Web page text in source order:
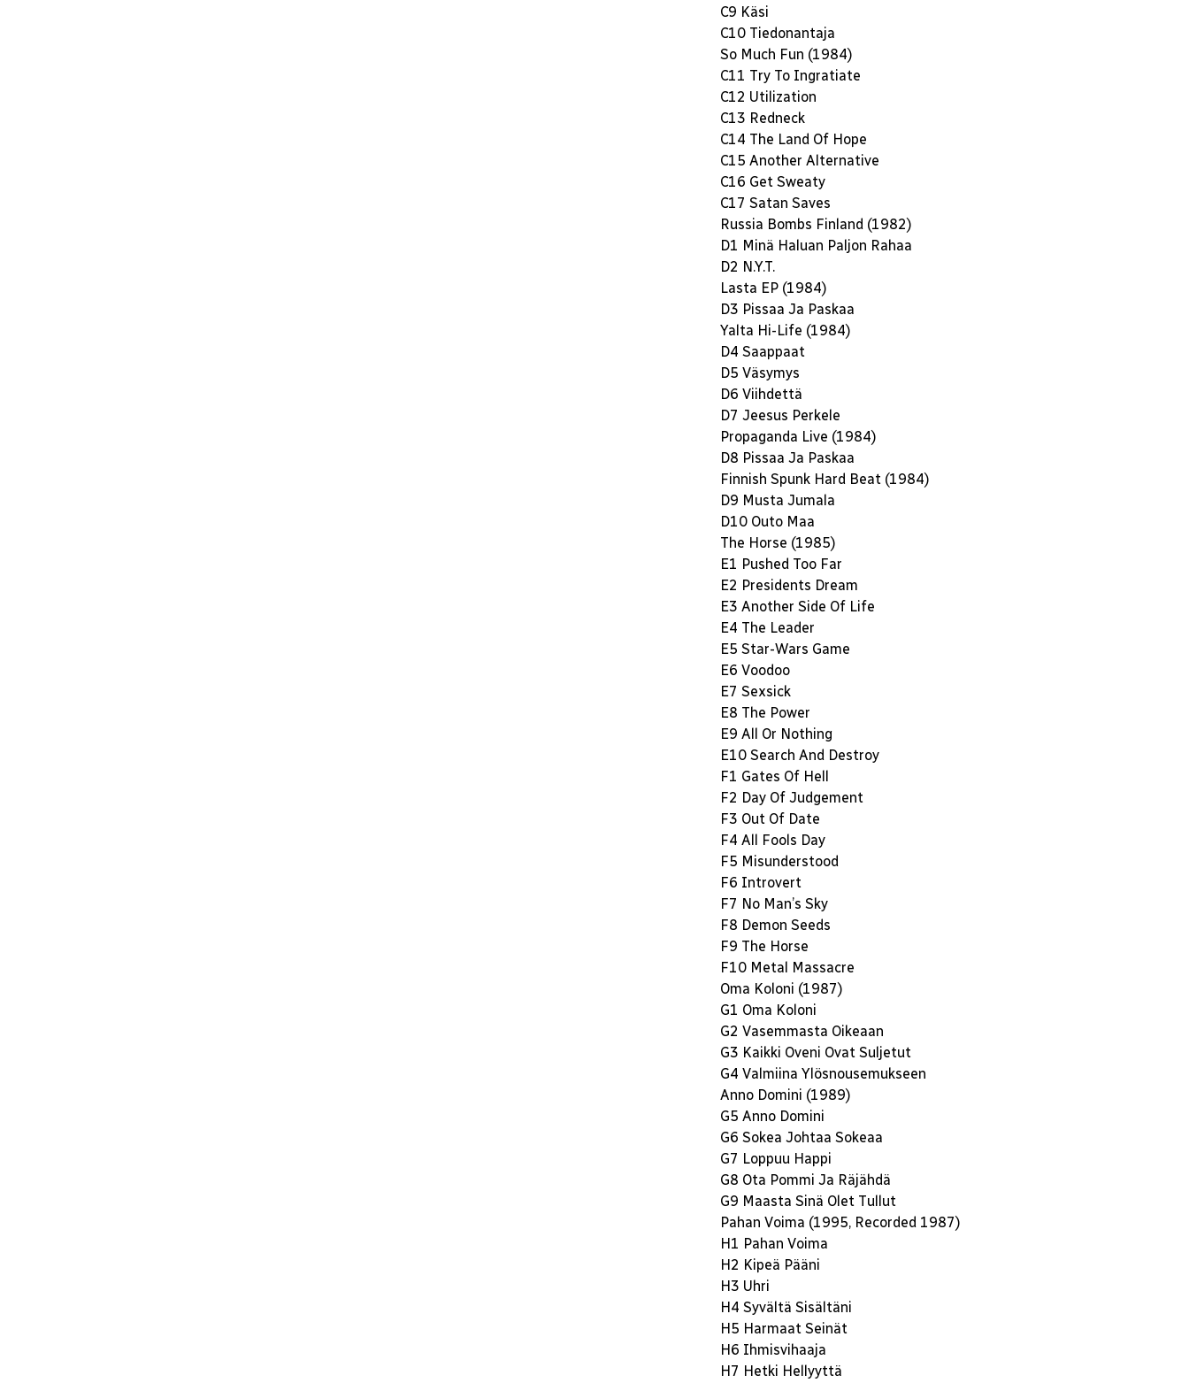
C9 Käsi
C10 Tiedonantaja
So Much Fun (1984)
C11 Try To Ingratiate
C12 Utilization
C13 Redneck
C14 The Land Of Hope
C15 Another Alternative
C16 Get Sweaty
C17 Satan Saves
Russia Bombs Finland (1982)
D1 Minä Haluan Paljon Rahaa
D2 N.Y.T.
Lasta EP (1984)
D3 Pissaa Ja Paskaa
Yalta Hi-Life (1984)
D4 Saappaat
D5 Väsymys
D6 Viihdettä
D7 Jeesus Perkele
Propaganda Live (1984)
D8 Pissaa Ja Paskaa
Finnish Spunk Hard Beat (1984)
D9 Musta Jumala
D10 Outo Maa
The Horse (1985)
E1 Pushed Too Far
E2 Presidents Dream
E3 Another Side Of Life
E4 The Leader
E5 Star-Wars Game
E6 Voodoo
E7 Sexsick
E8 The Power
E9 All Or Nothing
E10 Search And Destroy
F1 Gates Of Hell
F2 Day Of Judgement
F3 Out Of Date
F4 All Fools Day
F5 Misunderstood
F6 Introvert
F7 No Man’s Sky
F8 Demon Seeds
F9 The Horse
F10 Metal Massacre
Oma Koloni (1987)
G1 Oma Koloni
G2 Vasemmasta Oikeaan
G3 Kaikki Oveni Ovat Suljetut
G4 Valmiina Ylösnousemukseen
Anno Domini (1989)
G5 Anno Domini
G6 Sokea Johtaa Sokeaa
G7 Loppuu Happi
G8 Ota Pommi Ja Räjähdä
G9 Maasta Sinä Olet Tullut
Pahan Voima (1995, Recorded 1987)
H1 Pahan Voima
H2 Kipeä Pääni
H3 Uhri
H4 Syvältä Sisältäni
H5 Harmaat Seinät
H6 Ihmisvihaaja
H7 Hetki Hellyyttä